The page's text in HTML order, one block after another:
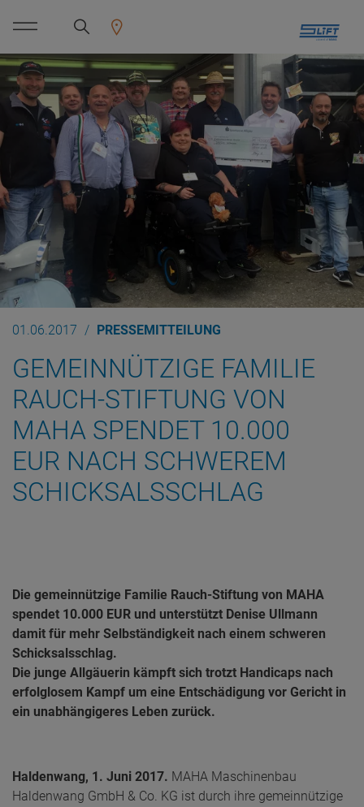
01.06.2017 PRESSEMITTEILUNG
GEMEINNÜTZIGE FAMILIE
RAUCH-STIFTUNG VON
MAHA SPENDET 10.000
EUR NACH SCHWEREM
SCHICKSALSSCHLAG
Die gemeinnützige Familie Rauch-Stiftung von MAHA
spendet 10.000 EUR und unterstützt Denise Ullmann
damit für mehr Selbständigkeit nach einem schweren
Schicksalsschlag.
Die junge Allgäuerin kämpft sich trotzt Handicaps nach
erfolglosem Kampf um eine Entschädigung vor Gericht in
ein unabhängigeres Leben zurück.
Haldenwang, 1. Juni 2017. MAHA Maschinenbau
Haldenwang GmbH & Co. KG ist durch ihre gemeinnützige